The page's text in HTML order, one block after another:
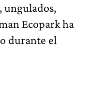
ungulados,
Ecopark ha
durante el